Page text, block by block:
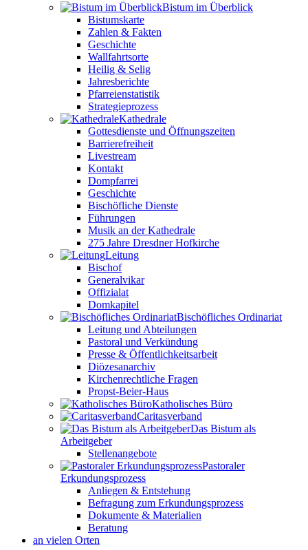
Bistum im Überblick
Bistumskarte
Zahlen & Fakten
Geschichte
Wallfahrtsorte
Heilig & Selig
Jahresberichte
Pfarreienstatistik
Strategieprozess
Kathedrale
Gottesdienste und Öffnungszeiten
Barrierefreiheit
Livestream
Kontakt
Dompfarrei
Geschichte
Bischöfliche Dienste
Führungen
Musik an der Kathedrale
275 Jahre Dresdner Hofkirche
Leitung
Bischof
Generalvikar
Offizialat
Domkapitel
Bischöfliches Ordinariat
Leitung und Abteilungen
Pastoral und Verkündung
Presse & Öffentlichkeitsarbeit
Diözesanarchiv
Kirchenrechtliche Fragen
Propst-Beier-Haus
Katholisches Büro
Caritasverband
Das Bistum als
Arbeitgeber
Stellenangebote
Pastoraler
Erkundungsprozess
Anliegen & Entstehung
Befragung zum Erkundungsprozess
Dokumente & Materialien
Beratung
an vielen Orten